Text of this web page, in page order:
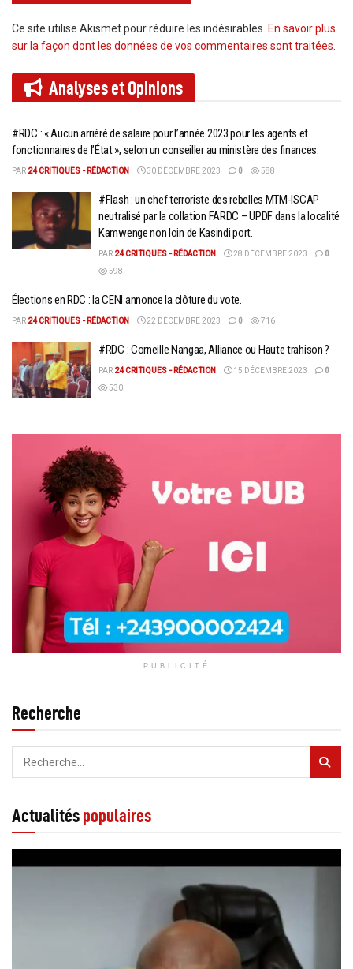
Ce site utilise Akismet pour réduire les indésirables. En savoir plus
sur la façon dont les données de vos commentaires sont traitées
Analyses etOpinions
#RDC : « Aucun arriéré de salaire pour l’année 2023 pour les agents et
fonctionnaires de l’État », selon un conseiller au ministère des finances.
PAR 24 CRITIQUES - RÉDACTION 30 DÉCEMBRE 2023 0 588
#Flash : un chef terroriste des rebelles MTM-ISCAP
neutralisé par la collation FARDC – UPDF dans la localité
Kamwenge non loin de Kasindi port.
PAR 24 CRITIQUES - RÉDACTION 28 DÉCEMBRE 2023
0
598
Élections en RDC : la CENI annonce la clôture du vote.
PAR 24 CRITIQUES - RÉDACTION 22 DÉCEMBRE 2023 0 716
#RDC : Corneille Nangaa, Alliance ou Haute trahison ?
PAR 24 CRITIQUES - RÉDACTION 15 DÉCEMBRE 2023
0
530
PUBLICITÉ
Recherche
Actualitéspopulaires